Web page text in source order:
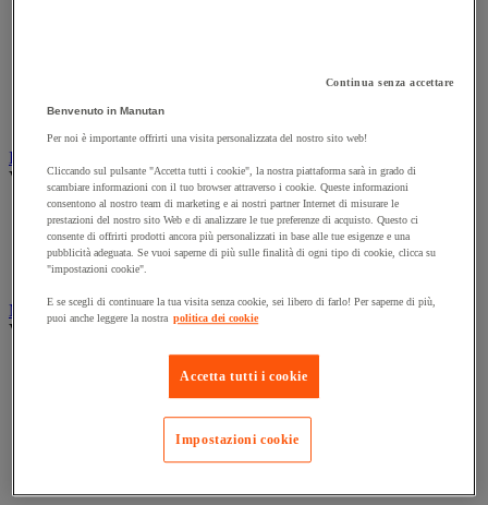
Torcia
Ingrassaggio e lubrificazione
Vedi tutte le categorie
Anti-aderente
Attrezzi per lubrificazione
Grasso e olio
Lubrificante e sbloccante
Marcatura
Vedi tutte le categorie
Marcatura industriale
Marcatura temporanea
Nastro adesivo di marcatura
Continua senza accettare
Benvenuto in Manutan
Per noi è importante offrirti una visita personalizzata del nostro sito web!
Cliccando sul pulsante "Accetta tutti i cookie", la nostra piattaforma sarà in grado di
scambiare informazioni con il tuo browser attraverso i cookie. Queste informazioni
consentono al nostro team di marketing e ai nostri partner Internet di misurare le
prestazioni del nostro sito Web e di analizzare le tue preferenze di acquisto. Questo ci
consente di offrirti prodotti ancora più personalizzati in base alle tue esigenze e una
pubblicità adeguata. Se vuoi saperne di più sulle finalità di ogni tipo di cookie, clicca su
"impostazioni cookie".
E se scegli di continuare la tua visita senza cookie, sei libero di farlo! Per saperne di più,
puoi anche leggere la nostra politica dei cookie
Accetta tutti i cookie
Impostazioni cookie